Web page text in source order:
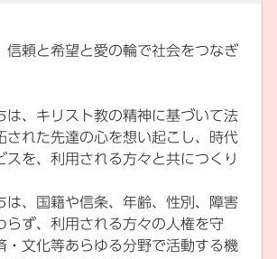
信頼と希望と愛の輪で社会をつなぎ
は、キリスト教の精神に基づいて法
された先達の心を想い起こし、時代
スを、利用される方々と共につくり
は、国籍や信条、年齢、性別、障害
らず、利用される方々の人権を守
・文化等あらゆる分野で活動する機